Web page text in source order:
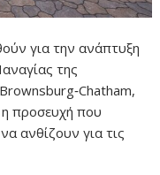
γιατηνανάπτυξη
της
Brownsburg‑Chatham,
ηπροσευχήπου
ναανθίζουνγιατις